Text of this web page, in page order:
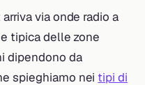
via onde radio a
tipica delle zone
dipendono da
spieghiamo nei tipi di